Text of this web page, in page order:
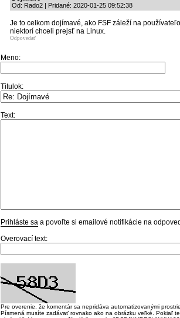
Od: Rado2 | Pridané: 2020-01-25 09:52:38
Je to celkom dojímavé, ako FSF záleží na
niektorí chceli prejsť na Linux.
Odpovedať
Meno:
Titulok:
Text:
Prihláste sa a povoľte si emailové notifikácie na
Overovací text:
Pre overenie, že komentár sa nepridáva automatizovanými
Písmená musíte zadávať rovnako ako na obrázku veľké. Pokiaľ